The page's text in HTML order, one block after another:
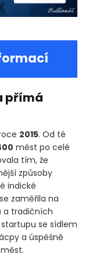
přímá
2015. Od té
měst po celé
tím, že
způsoby
indické
zaměřila na
a tradičních
se sídlem
a úspěšně